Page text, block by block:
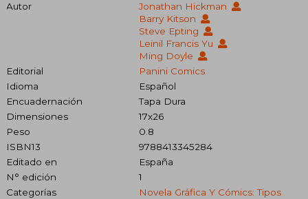
Autor
Jonathan Hickman
Barry Kitson
Steve Epting
Leinil Francis Yu
Ming Doyle
Editorial
Panini Comics
Idioma
Español
Encuadernación
Tapa Dura
Dimensiones
17x26
Peso
0.8
ISBN13
9788413345284
Editado en
España
N° edición
1
Categorías
Novela Gráfica Y Cómics: Tipos